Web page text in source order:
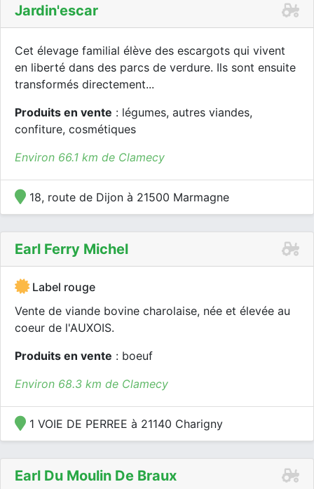
Jardin'escar
Cet élevage familial élève des escargots qui vivent
en liberté dans des parcs de verdure. Ils sont ensuite
transformés directement...
Produits en vente : légumes, autres viandes,
confiture, cosmétiques
Environ 66.1 km de Clamecy
18, route de Dijon à 21500 Marmagne
Earl Ferry Michel
Label rouge
Vente de viande bovine charolaise, née et élevée au
coeur de l'AUXOIS.
Produits en vente : boeuf
Environ 68.3 km de Clamecy
1 VOIE DE PERREE à 21140 Charigny
Earl Du Moulin De Braux